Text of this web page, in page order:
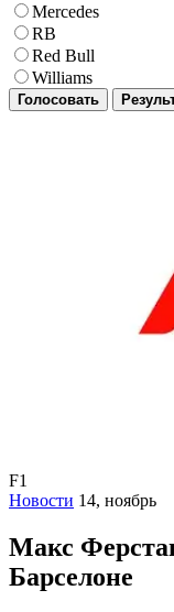
Mercedes
RB
Red Bull
Williams
Голосовать
F1
Новости 14, ноябрь
Макс
Барселоне